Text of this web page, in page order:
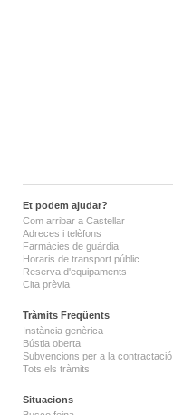
Et podem ajudar?
Com arribar a Castellar
Adreces i telèfons
Farmàcies de guàrdia
Horaris de transport públic
Reserva d'equipaments
Cita prèvia
Tràmits Freqüents
Instància genèrica
Bústia oberta
Subvencions per a la contractació
Tots els tràmits
Situacions